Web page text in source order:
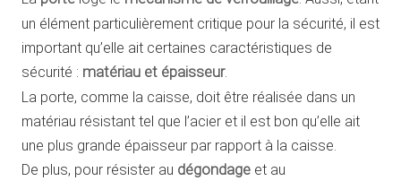
un élément particulièrement critique pour la sécurité, il est
important qu’elle ait certaines caractéristiques de
sécurité : matériau et épaisseur.
La porte, comme la caisse, doit être réalisée dans un
matériau résistant tel que l’acier et il est bon qu’elle ait
une plus grande épaisseur par rapport à la caisse.
De plus, pour résister au dégondage et au